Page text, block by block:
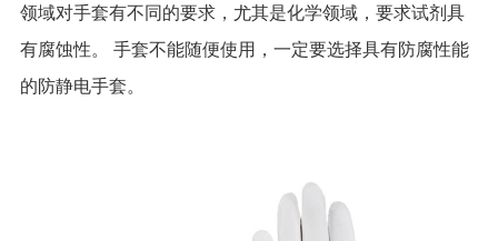
领域对手套有不同的要求，尤其是化学领域，要求试剂具
有腐蚀性。 手套不能随便使用，一定要选择具有防腐性能
的防静电手套。